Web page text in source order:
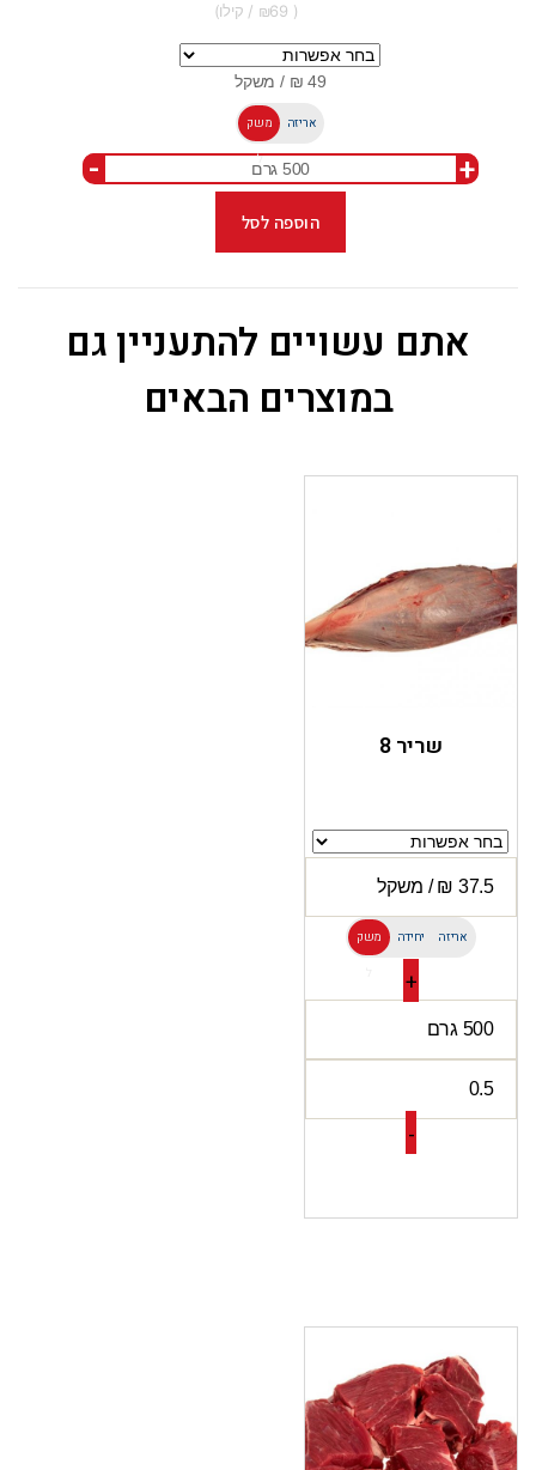
69
משק
ל
אריזה
+
-
הוספה לסל
אתם עשויים להתעניין גם
במוצרים הבאים
שריר 8
משק יחידה אריזה
+
-